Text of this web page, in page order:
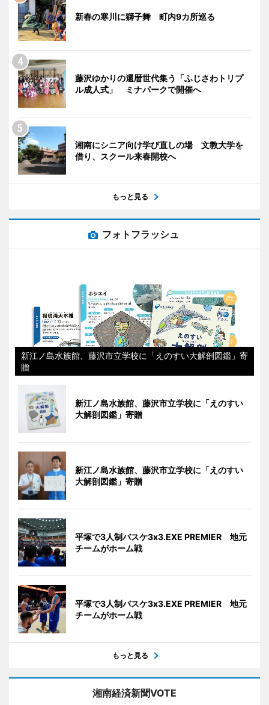
新春の寒川に獅子舞 町内9カ所巡る
藤沢ゆかりの還暦世代集う「ふじさわトリプ
ル成人式」 ミナパークで開催へ
湘南にシニア向け学び直しの場 文教大学を
借り、スクール来春開校へ
もっと見る
フォトフラッシュ
新江ノ島水族館、藤沢市立学校に「えのすい大解剖図鑑」寄
贈
新江ノ島水族館、藤沢市立学校に「えのすい
大解剖図鑑」寄贈
新江ノ島水族館、藤沢市立学校に「えのすい
大解剖図鑑」寄贈
平塚で3人制バスケ3x3.EXE PREMIER 地元
チームがホーム戦
平塚で3人制バスケ3x3.EXE PREMIER 地元
チームがホーム戦
もっと見る
湘南経済新聞VOTE